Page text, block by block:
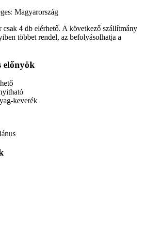
Magyarország
csak 4 db elérhető. A következő szállítmány
többet rendel, az befolyásolhatja a
előnyök
keverék